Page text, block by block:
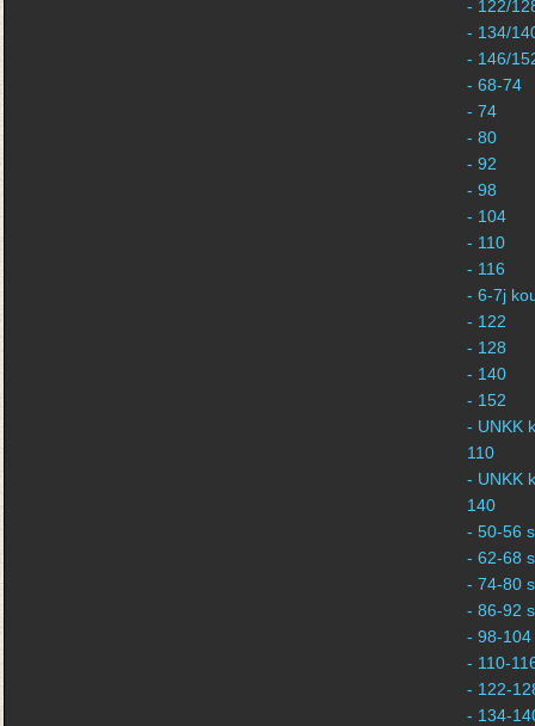
- 122/
- 134/
- 146/
- 68-74
- 74
- 80
- 92
- 98
- 104
- 110
- 116
- 6-7j
- 122
- 128
- 140
- 152
- UNKK
110
- UNKK
140
- 50-56
- 62-68
- 74-80
- 86-92
- 98-104
- 110-
- 122-
- 134-